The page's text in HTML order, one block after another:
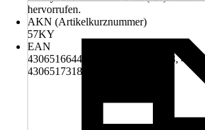
hervorrufen.
AKN (Artikelkurznummer)
57KY
EAN
4306516644216, 4306517303723,
4306517318482